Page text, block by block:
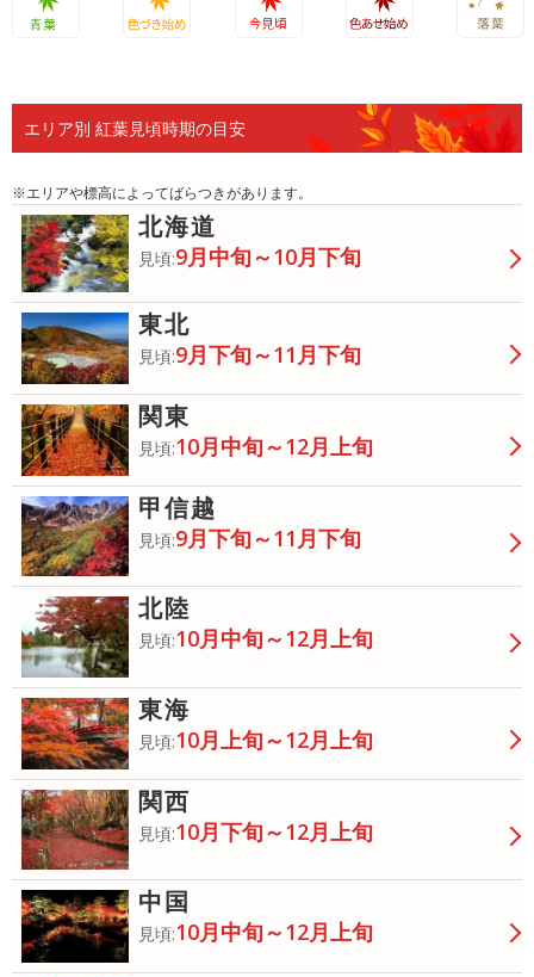
エリア別 紅葉見頃時期の目安
※エリアや標高によってばらつきがあります。
北海道
見頃:9月中旬～10月下旬
東北
見頃:9月下旬～11月下旬
関東
見頃:10月中旬～12月上旬
甲信越
見頃:9月下旬～11月下旬
北陸
見頃:10月中旬～12月上旬
東海
見頃:10月上旬～12月上旬
関西
見頃:10月下旬～12月上旬
中国
見頃:10月中旬～12月上旬